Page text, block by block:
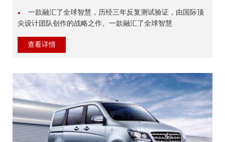
●
一款融汇了全球智慧，历经三年反复测试验证，由国际顶
尖设计团队创作的战略之作。一款融汇了全球智慧
查看详情